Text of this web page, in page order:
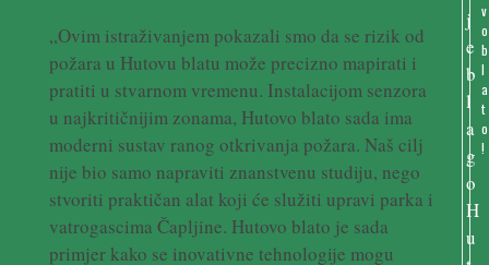
„Ovim istraživanjem pokazali smo da se rizik od
požara u Hutovu blatu može precizno mapirati i
pratiti u stvarnom vremenu. Instalacijom senzora
u najkritičnijim zonama, Hutovo blato sada ima
moderni sustav ranog otkrivanja požara. Naš cilj
nije bio samo napraviti znanstvenu studiju, nego
stvoriti praktičan alat koji će služiti upravi parka i
vatrogascima Čapljine. Hutovo blato je sada
primjer kako se inovativne tehnologije mogu
v
o
b
l
a
t
o
!